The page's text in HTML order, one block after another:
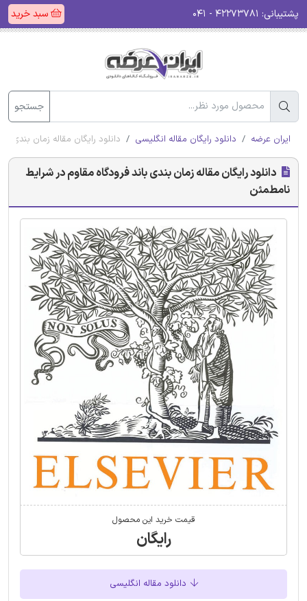
پشتیبانی: سبد خرید
جستجو
ایران عرضه دانلود رایگان مقاله انگلیسی دانلود رایگان مقاله زمان بندی
دانلود رایگان مقاله زمان بندی باند فرودگاه مقاوم در شرایط
نامطمئن
قیمت خرید این محصول
رایگان
دانلود مقاله انگلیسی